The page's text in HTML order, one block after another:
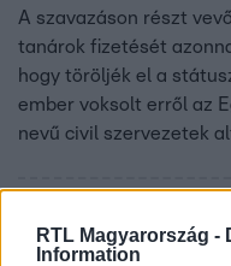
RTL Magyarország -
Information
A szavazáson részt
tanárok fizetését
hogy töröljék el a
ember voksolt erről az
nevű civil szervezetek
terveznek. A